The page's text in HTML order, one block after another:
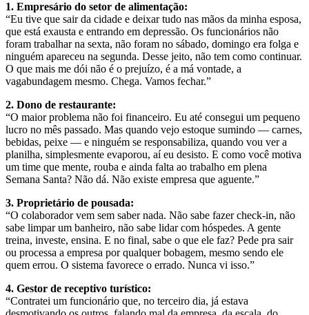
1. Empresário do setor de alimentação:
“Eu tive que sair da cidade e deixar tudo nas mãos da minha esposa,
que está exausta e entrando em depressão. Os funcionários não
foram trabalhar na sexta, não foram no sábado, domingo era folga e
ninguém apareceu na segunda. Desse jeito, não tem como continuar.
O que mais me dói não é o prejuízo, é a má vontade, a
vagabundagem mesmo. Chega. Vamos fechar.”
2. Dono de restaurante:
“O maior problema não foi financeiro. Eu até consegui um pequeno
lucro no mês passado. Mas quando vejo estoque sumindo — carnes,
bebidas, peixe — e ninguém se responsabiliza, quando vou ver a
planilha, simplesmente evaporou, aí eu desisto. E como você motiva
um time que mente, rouba e ainda falta ao trabalho em plena
Semana Santa? Não dá. Não existe empresa que aguente.”
3. Proprietário de pousada:
“O colaborador vem sem saber nada. Não sabe fazer check-in, não
sabe limpar um banheiro, não sabe lidar com hóspedes. A gente
treina, investe, ensina. E no final, sabe o que ele faz? Pede pra sair
ou processa a empresa por qualquer bobagem, mesmo sendo ele
quem errou. O sistema favorece o errado. Nunca vi isso.”
4. Gestor de receptivo turístico:
“Contratei um funcionário que, no terceiro dia, já estava